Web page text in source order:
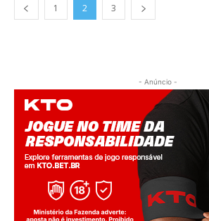
1 2 3
- Anúncio -